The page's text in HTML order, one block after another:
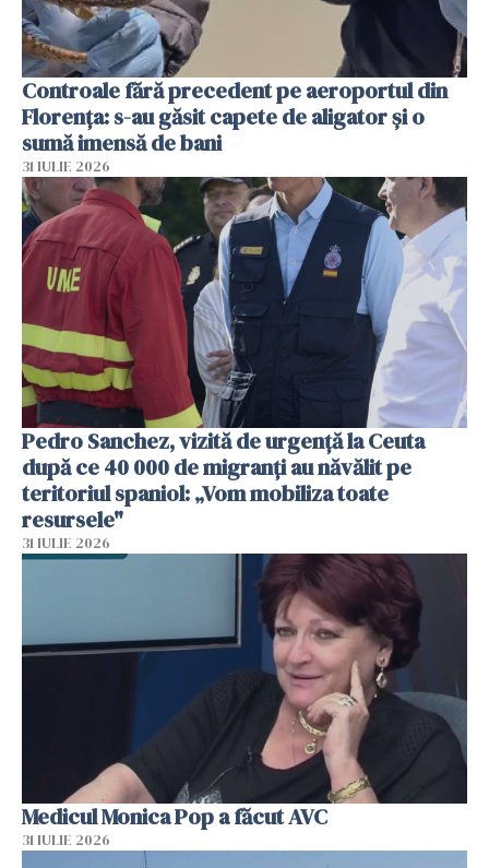
Controale fără precedent pe aeroportul din
Florența: s-au găsit capete de aligator și o
sumă imensă de bani
31 IULIE 2026
Pedro Sanchez, vizită de urgență la Ceuta
după ce 40 000 de migranți au năvălit pe
teritoriul spaniol: „Vom mobiliza toate
resursele"
31 IULIE 2026
Medicul Monica Pop a făcut AVC
31 IULIE 2026